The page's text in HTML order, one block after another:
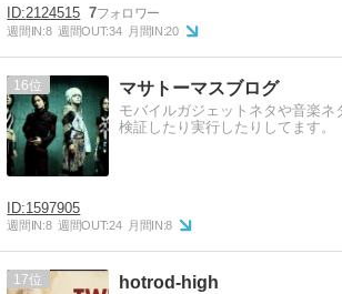
2124515 7
週間IN:8 週間OUT:34 月間IN:20
16 マサトーマスブログ
モバイルガジェットネタや音楽ネ
検証したり実行したりしてます。
1597905
週間IN:8 週間OUT:24 月間IN:8
17 hotrod-high